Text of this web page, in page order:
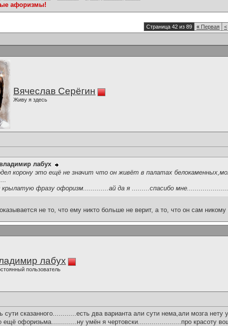
афоризмы!
Страница 42 из 89 « Первая <
Вячеслав Серёгин
Живу я здесь
владимир лабух
корону это ещё не значит что он живёт в палатах
фразу офоризм.............ай да я .........спасибо
не то, что ему никто больше не верит, а то, что он сам
лабух
пользователь
сути сказанного............есть два варианта али сути нема,али мозга нету
офоризьма.............ну умён я чертовски......................про красоту